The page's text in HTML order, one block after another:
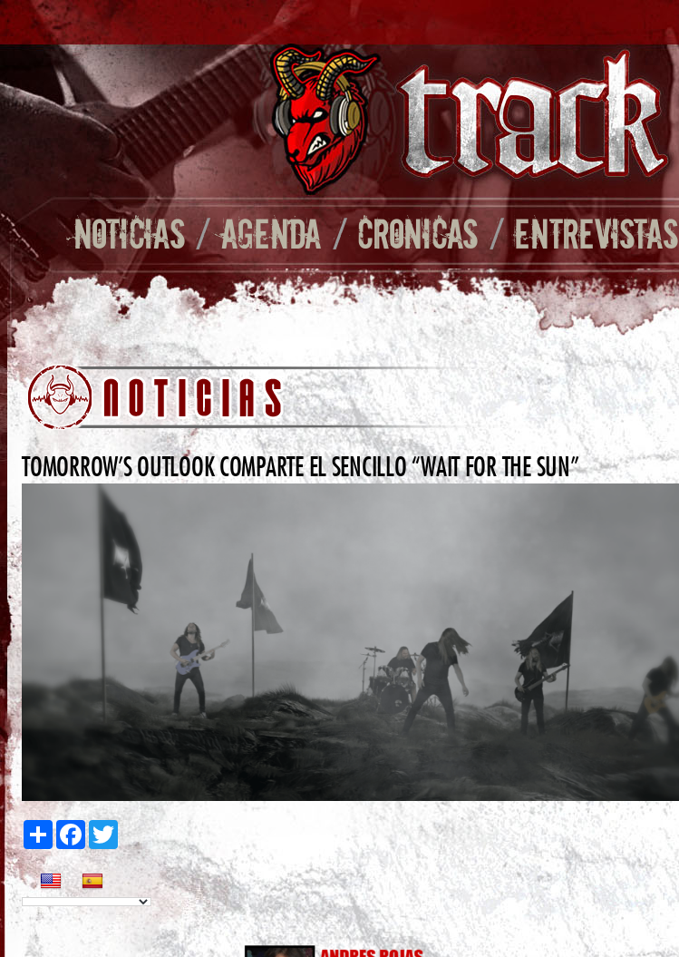
NOTICIAS/AGENDA/CRONICAS/ENTREVISTAS
TOMORROW’S OUTLOOK COMPARTE EL SENCILLO “WAIT FOR THE SUN”
S
h
a
r
e
F
a
c
e
b
o
o
k
T
w
i
e
r